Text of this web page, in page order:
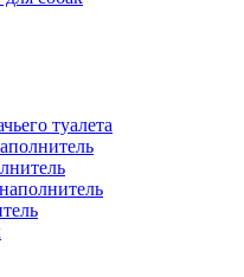
туалета